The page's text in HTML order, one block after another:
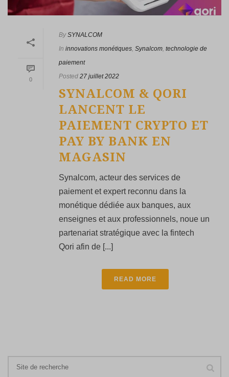
0
By SYNALCOM
In innovations monétiques, Synalcom, technologie de
paiement
Posted 27 juillet 2022
SYNALCOM & QORI
LANCENT LE
PAIEMENT CRYPTO ET
PAY BY BANK EN
MAGASIN
Synalcom, acteur des services de
paiement et expert reconnu dans la
monétique dédiée aux banques, aux
enseignes et aux professionnels, noue un
partenariat stratégique avec la fintech
Qori afin de [...]
READ MORE